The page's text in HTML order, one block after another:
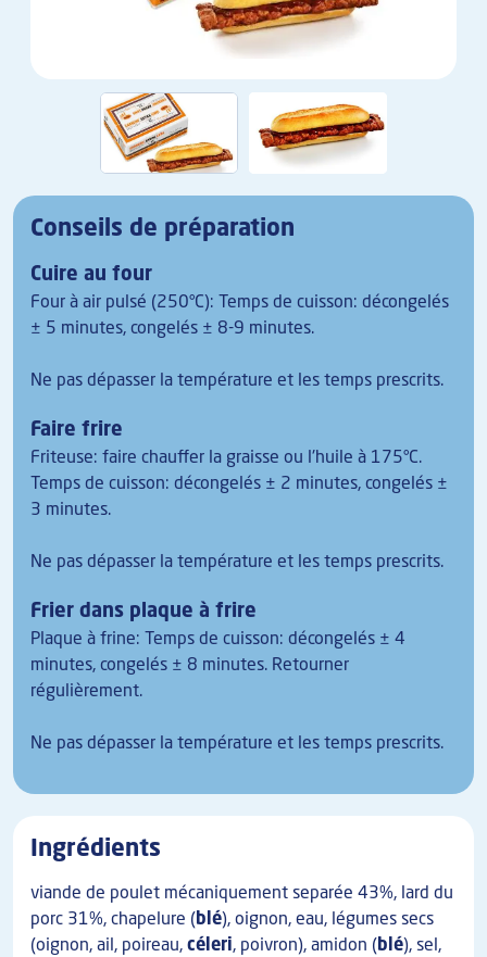
Conseils de préparation
Cuire au four
Four à air pulsé (250°C): Temps de cuisson: décongelés
± 5 minutes, congelés ± 8-9 minutes.
Ne pas dépasser la température et les temps prescrits.
Faire frire
Friteuse: faire chauffer la graisse ou l'huile à 175°C.
Temps de cuisson: décongelés ± 2 minutes, congelés ±
3 minutes.
Ne pas dépasser la température et les temps prescrits.
Frier dans plaque à frire
Plaque à frine: Temps de cuisson: décongelés ± 4
minutes, congelés ± 8 minutes. Retourner
régulièrement.
Ne pas dépasser la température et les temps prescrits.
Ingrédients
viande de poulet mécaniquement separée 43%, lard du
porc 31%, chapelure (blé), oignon, eau, légumes secs
(oignon, ail, poireau,céleri, poivron), amidon (blé), sel,